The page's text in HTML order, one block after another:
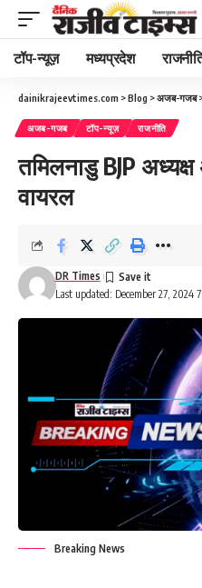
टॉप-न्यूज़ मध्यप्रदेश
dainikrajeevtimes.com >Blog >अजब-गजब
अजब-गजब टॉप-न्यूज़ राजनीति
तमिलनाडु BJP अध्यक्ष
वायरल
Last updated: December 27, 2024
DR Times
Breaking News